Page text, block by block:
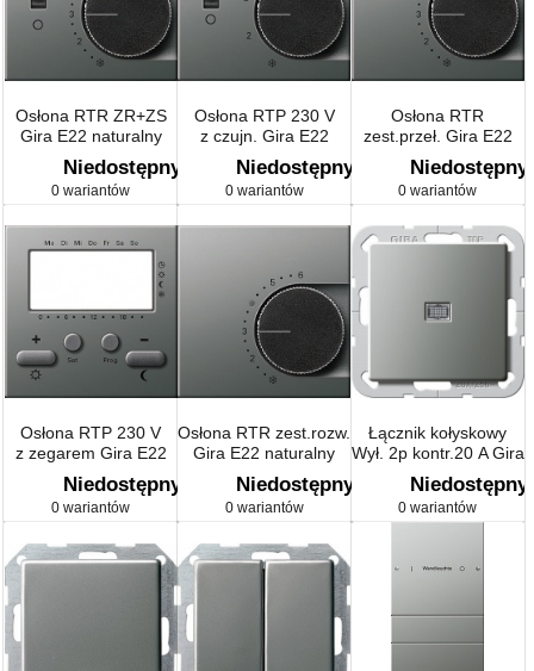
Osłona RTR ZR+ZS
Gira E22 naturalny
stalowy
Niedostępny
0 wariantów
Osłona RTP 230 V
z czujn. Gira E22
naturalny stalowy
Niedostępny
0 wariantów
Osłona RTR
zest.przeł. Gira E22
naturalny stalowy
Niedostępny
0 wariantów
Osłona RTP 230 V
z zegarem Gira E22
naturalny stalowy
Niedostępny
0 wariantów
Osłona RTR zest.rozw.
Gira E22 naturalny
stalowy
Niedostępny
0 wariantów
Łącznik kołyskowy
Wył. 2p kontr.20 A Gira
E22
Niedostępny
0 wariantów